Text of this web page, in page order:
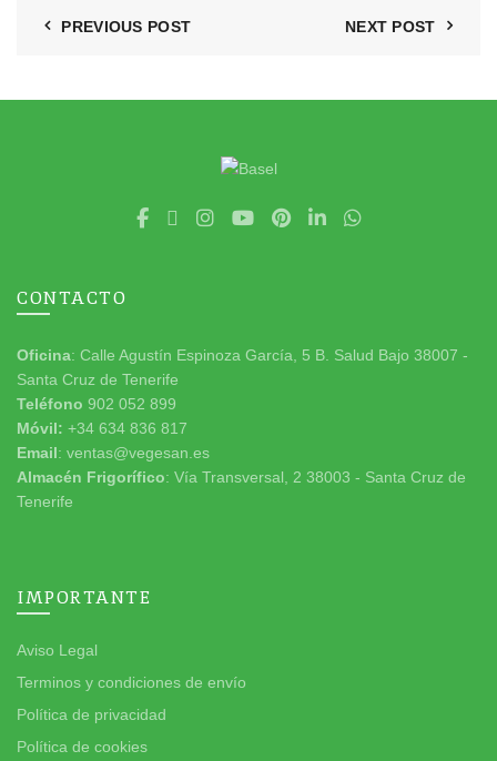
PREVIOUS POST NEXT POST
CONTACTO
Oficina: Calle Agustín Espinoza García, 5 B. Salud Bajo 38007 -
Santa Cruz de Tenerife
Teléfono 902 052 899
Móvil: +34 634 836 817
Email: ventas@vegesan.es
Almacén Frigorífico: Vía Transversal, 2 38003 - Santa Cruz de
Tenerife
IMPORTANTE
Aviso Legal
Terminos y condiciones de envío
Política de privacidad
Política de cookies